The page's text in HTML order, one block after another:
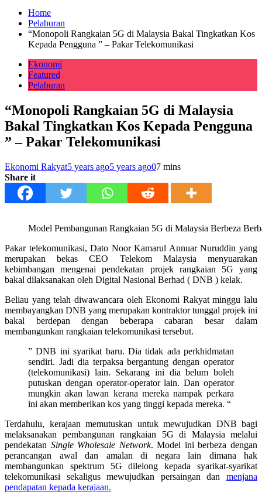
Home
Pelaburan
“Monopoli Rangkaian 5G di Malaysia Bakal Tingkatkan Kos
Kepada Pengguna ” – Pakar Telekomunikasi
Ekonomi
Featured
Pelaburan
“Monopoli Rangkaian 5G di Malaysia
Bakal Tingkatkan Kos Kepada Pengguna
” – Pakar Telekomunikasi
Ekonomi Rakyat5 years ago5 years ago07 mins
Share it
Model Pembangunan Rangkaian 5G di Malaysia Berbeza
Pakar telekomunikasi, Dato Noor Kamarul Annuar Nuruddin yang
merupakan bekas CEO Telekom Malaysia menyuarakan
kebimbangan mengenai pendekatan projek rangkaian 5G yang
bakal dilaksanakan oleh Digital Nasional Berhad ( DNB ) kelak.
Beliau yang telah diwawancara oleh Ekonomi Rakyat minggu lalu
membayangkan DNB yang merupakan kontraktor tunggal projek ini
bakal berdepan dengan beberapa cabaran besar dalam
membangunkan rangkaian telekomunikasi tersebut.
” DNB ini syarikat baru. Dia tidak ada perkhidmatan
sendiri. Jadi dia terpaksa bergantung dengan operator
(telekomunikasi) lain. Sekarang ini dia belum boleh
putuskan dengan operator-operator lain. Dan operator
mungkin akan lawan kerana mereka nampak perkara
ini akan memberikan kos yang tinggi kepada mereka. “
Terdahulu, kerajaan memutuskan untuk mewujudkan DNB bagi
melaksanakan pembangunan rangkaian 5G di Malaysia melalui
pendekatan Single Wholesale Network. Model ini berbeza dengan
perancangan awal dan amalan di negara lain dimana hak
membangunkan spektrum 5G dilelong kepada syarikat-syarikat
telekomunikasi sekaligus mewujudkan persaingan dan menjana
pendapatan kepada kerajaan.